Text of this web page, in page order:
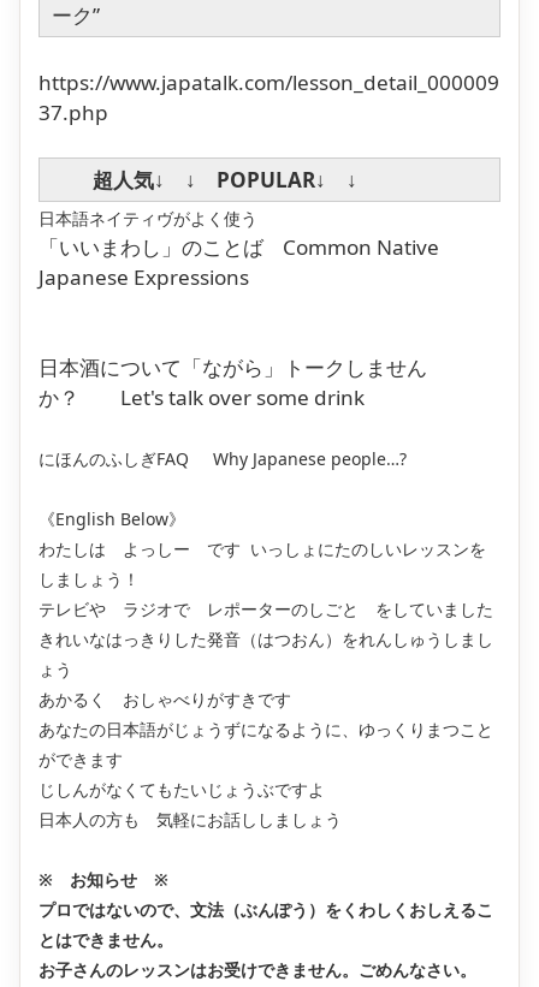
ーク”
https://www.japatalk.com/lesson_detail_000009
37.php
超人気↓ ↓ POPULAR↓ ↓
日本語ネイティヴがよく使う
「いいまわし」のことば
Common Native
Japanese Expressions
日本酒について「ながら」トークしません
か？
Let's talk over some drink
にほんのふしぎFAQ Why Japanese people…?
《English Below》
わたしは よっしー です いっしょにたのしいレッスンを
しましょう！
テレビや ラジオで レポーターのしごと をしていました
きれいなはっきりした発音（はつおん）をれんしゅうしまし
ょう
あかるく おしゃべりがすきです
あなたの日本語がじょうずになるように、ゆっくりまつこと
ができます
じしんがなくてもたいじょうぶですよ
日本人の方も 気軽にお話ししましょう
※ お知らせ ※
プロではないので、文法（ぶんぽう）をくわしくおしえるこ
とはできません。
お子さんのレッスンはお受けできません。ごめんなさい。